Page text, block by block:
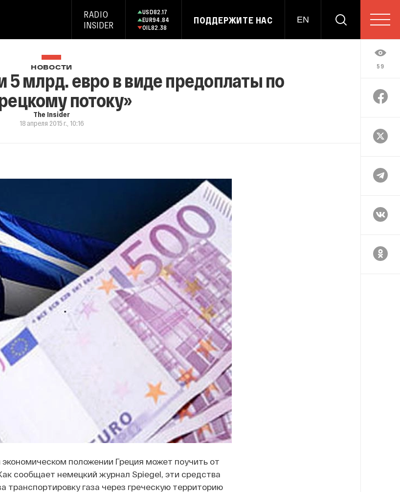
RADIO
INSIDER
USD82.17
EUR94.84
OIL82.38
ПОДДЕРЖИТЕ НАС EN
59
НОВОСТИ
5 млрд. евро в виде предоплаты по
потоку»
The Insider
18 апреля 2015 г., 10:16
положении Греция может поучить от
сообщает немецкий журнал Spiegel, эти средства
транспортировку газа через греческую территорию